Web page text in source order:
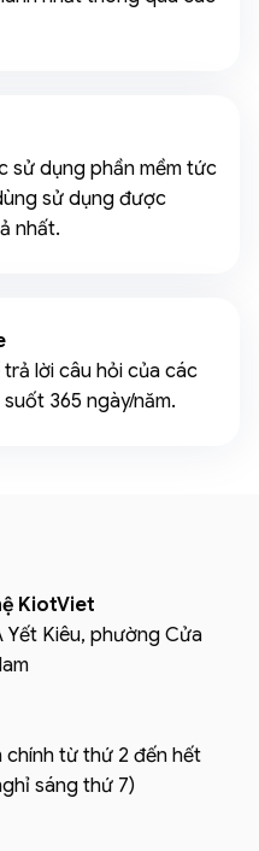
sử dụng phần mềm tức
sử dụng được
nhất.
lời câu hỏi của các
365 ngày/năm.
KiotViet
Yết Kiêu, phường Cửa
chính từ thứ 2 đến hết
sáng thứ 7)